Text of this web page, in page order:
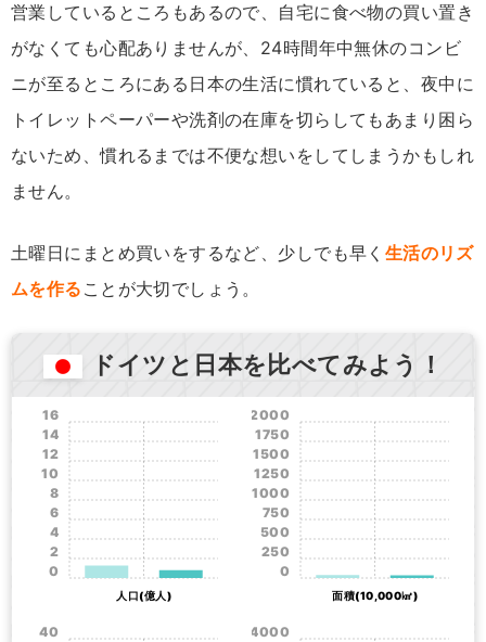
営業しているところもあるので、自宅に食べ物の買い置き
がなくても心配ありませんが、24時間年中無休のコンビ
ニが至るところにある日本の生活に慣れていると、夜中に
トイレットペーパーや洗剤の在庫を切らしてもあまり困ら
ないため、慣れるまでは不便な想いをしてしまうかもしれ
ません。
土曜日にまとめ買いをするなど、少しでも早く 生活のリズ
ムを作る ことが大切でしょう。
ドイツと日本を比べてみよう！
人口(億人)
0
2
4
6
8
10
12
14
16
面積(10,000㎢)
0
250
500
750
1000
1250
1500
1750
2000
40 4000